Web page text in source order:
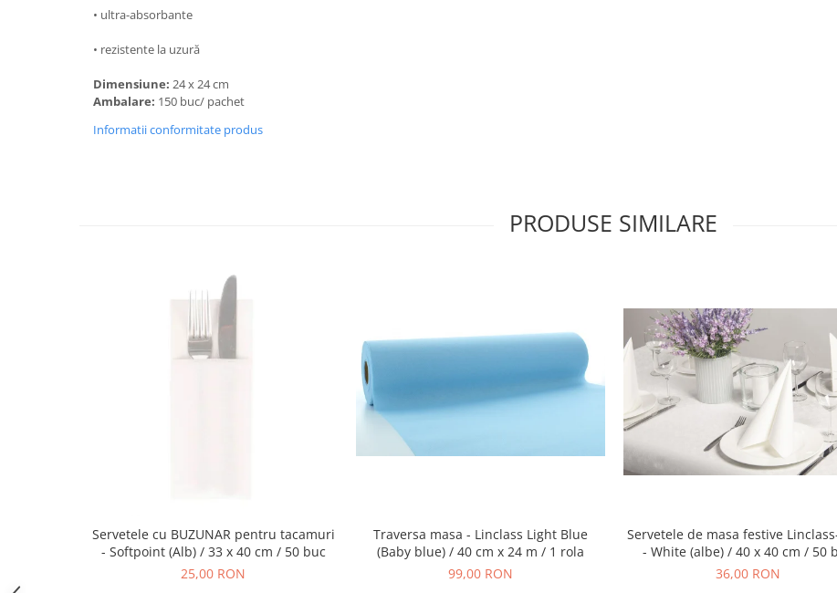
CUMPARA LA BAX - 1+1 Gratis
DECOR ROSU & BORDO
DECOR PORTOCALIU & CARAMIZIU
DECOR ANIVERSARI COPII
• ultra-absorbante
• rezistente la uzură
Dimensiune: 24 x 24 cm
Ambalare: 150 buc/ pachet
Informatii conformitate produs
PRODUSE SIMILARE
Servetele cu BUZUNAR pentru tacamuri
- Softpoint (Alb) / 33 x 40 cm / 50 buc
25,00 RON
Traversa masa - Linclass Light Blue
(Baby blue) / 40 cm x 24 m / 1 rola
99,00 RON
Servetele de masa festive
- White (albe) / 40 x 40 cm / 50
36,00 RON